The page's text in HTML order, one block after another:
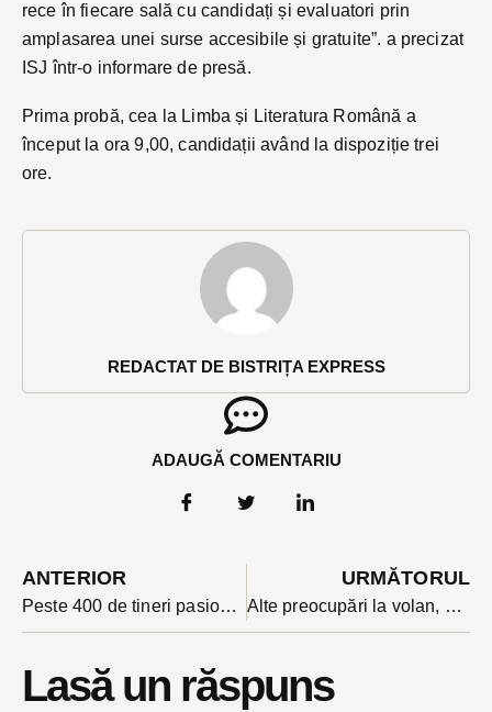
REDACTAT DE BISTRIȚA EXPRESS
ADAUGĂ COMENTARIU
rece în fiecare sală cu candidați și evaluatori prin
amplasarea unei surse accesibile și gratuite”. a precizat
ISJ într-o informare de presă.
Prima probă, cea la Limba și Literatura Română a
început la ora 9,00, candidații având la dispoziție trei
ore.
ANTERIOR
Peste 400 de tineri pasionați de robotică se întâlnesc la Bistrița, la ediția a 5-a a competiției „Bolts and Speed”
URMĂTORUL
Alte preocupări la volan, accident grav în Iclod: un tânăr bistrițean a intrat cu mașina pe contrasens
Lasă un răspuns